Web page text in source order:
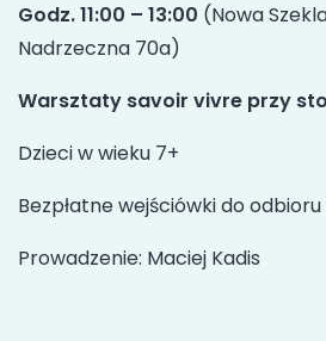
Godz. 11:00 – 13:00 (Nowa
Nadrzeczna 70a)
Warsztaty savoir vivre przy
Dzieci w wieku 7+
Bezpłatne wejściówki do odbioru
Prowadzenie: Maciej Kadis